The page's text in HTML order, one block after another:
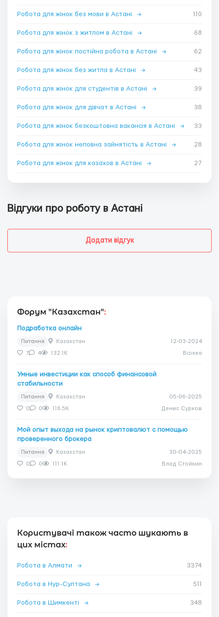
Робота для жінок без мови в Астані → 110
Робота для жінок з житлом в Астані → 68
Робота для жінок постійна робота в Астані → 62
Робота для жінок без житла в Астані → 43
Робота для жінок для студентів в Астані → 39
Робота для жінок для дівчат в Астані → 38
Робота для жінок безкоштовна вакансія в Астані → 33
Робота для жінок неповна зайнятість в Астані → 28
Робота для жінок для казахов в Астані → 27
Відгуки про роботу в Астані
Додати відгук
Форум "Казахстан":
Подработка онлайн
Питання Казахстан 12-03-2024
7 4 132.1K Biosea
Умные инвестиции как способ финансовой
стабильности
Питання Казахстан 05-06-2025
0 0 116.5K Денис Сурков
Мой опыт выхода на рынок криптовалют с помощью
проверенного брокера
Питання Казахстан 30-04-2025
0 0 111.1K Влад Стойкин
Користувачі також часто шукають в
цих містах:
Робота в Алмати → 3374
Робота в Нур-Султана → 511
Робота в Шимкенті → 348